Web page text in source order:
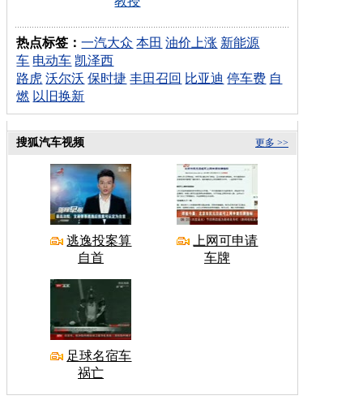
热点标签：一汽大众 本田 油价上涨 新能源
车 电动车 凯泽西
路虎 沃尔沃 保时捷 丰田召回 比亚迪 停车费 自
燃 以旧换新
更多 >>
搜狐汽车视频
逃逸投案算
自首
上网可申请
车牌
足球名宿车
祸亡